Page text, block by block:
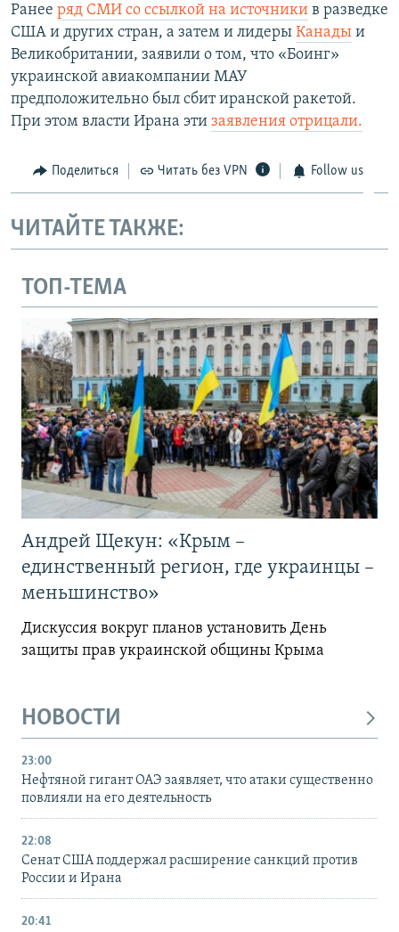
Ранее ряд СМИ со ссылкой на источники в разведке
США и других стран, а затем и лидеры Канады и
Великобритании, заявили о том, что «Боинг»
украинской авиакомпании МАУ
предположительно был сбит иранской ракетой.
При этом власти Ирана эти заявления отрицали.
Поделиться Читать без VPN Follow us
ЧИТАЙТЕ ТАКЖЕ:
ТОП-ТЕМА
Андрей Щекун: «Крым –
единственный регион, где украинцы –
меньшинство»
Дискуссия вокруг планов установить День
защиты прав украинской общины Крыма
НОВОСТИ
23:00
Нефтяной гигант ОАЭ заявляет, что атаки существенно
повлияли на его деятельность
22:08
Сенат США поддержал расширение санкций против
России и Ирана
20:41